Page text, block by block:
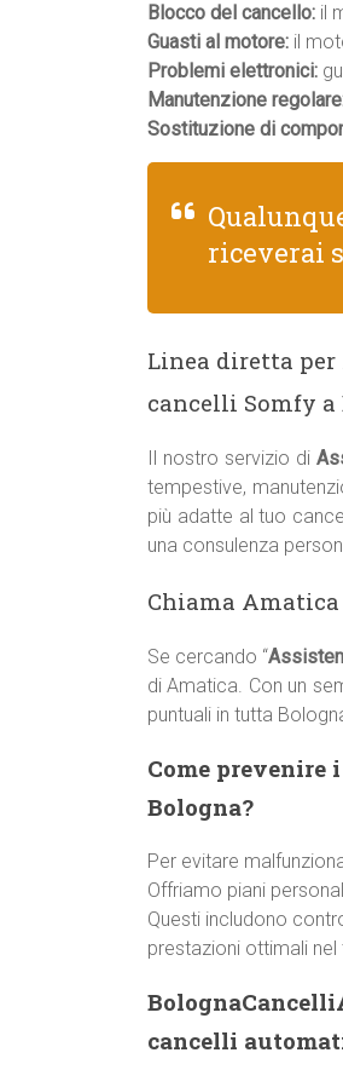
Blocco del cancello: il
Guasti al motore: il
Problemi elettronici:
Manutenzione
Sostituzione di
riceverai
Linea diretta per
cancelli Somfy a
Il nostro servizio di
tempestive,
più adatte al tuo
una consulenza
Chiama
Se cercando “
di Amatica. Con un
puntuali in tutta
Come
Bologna?
Per evitare
Offriamo piani
Questi includono
prestazioni ottimali
cancelli